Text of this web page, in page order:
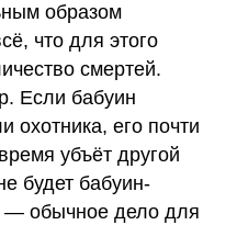
образом
что для этого
смертей.
Если бабуин
охотника, его почти
убъёт другой
будет бабуин-
— обычное дело для